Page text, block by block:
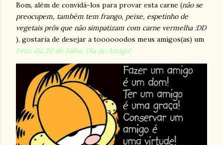
Bom, além de convidá-los para provar esta carne (não se
preocupem, também tem frango, peixe, espetinho de
vegetais prôs que não simpatizam com carne vermelha :DD
), gostaria de desejar a toooooodos meus amigos(as) um
Feliz dia 20 de Julho, Dia do Amigo!